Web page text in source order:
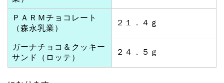
ＰＡＲＭチョコレート
（森永乳業）
２１．４ｇ
ガーナチョコ＆クッキー
サンド（ロッテ）
２４．５ｇ